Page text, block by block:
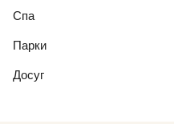
Спа
Парки
Досуг